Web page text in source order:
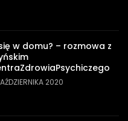
w domu? – rozmowa z
2020